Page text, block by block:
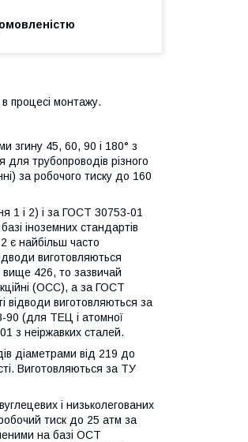
процесі монтажу.
згину 45, 60, 90 і 180° з
трубопроводів різного
за робочого тиску до 160
1 і 2) і за ГОСТ 30753-01
іноземних стандартів
є найбільш часто
виготовляються
вище 426, то зазвичай
(ОСС), а за ГОСТ
відводи виготовляються за
90 (для ТЕЦ і атомної
з неіржавких сталей.
діаметрами від 219 до
Виготовляються за ТУ
і низьколегованих
тиск до 25 атм за
на базі ОСТ